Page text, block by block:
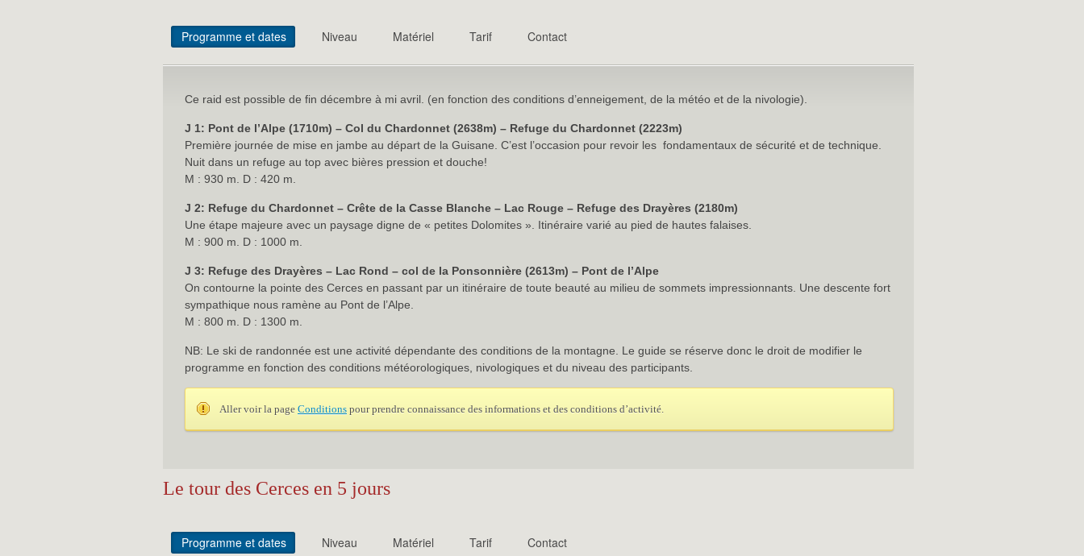
Programme et dates Niveau Matériel Tarif Contact
Ce raid est possible de fin décembre à mi avril. (en fonction des conditions d’enneigement, de la météo et de la nivologie).
J 1: Pont de l’Alpe (1710m) – Col du Chardonnet (2638m) – Refuge du Chardonnet (2223m)
Première journée de mise en jambe au départ de la Guisane. C’est l’occasion pour revoir les fondamentaux de sécurité et de technique.
Nuit dans un refuge au top avec bières pression et douche!
M : 930 m. D : 420 m.
J 2: Refuge du Chardonnet – Crête de la Casse Blanche – Lac Rouge – Refuge des Drayères (2180m)
Une étape majeure avec un paysage digne de « petites Dolomites ». Itinéraire varié au pied de hautes falaises.
M : 900 m. D : 1000 m.
J 3: Refuge des Drayères – Lac Rond – col de la Ponsonnière (2613m) – Pont de l’Alpe
On contourne la pointe des Cerces en passant par un itinéraire de toute beauté au milieu de sommets impressionnants. Une descente fort
sympathique nous ramène au Pont de l’Alpe.
M : 800 m. D : 1300 m.
NB: Le ski de randonnée est une activité dépendante des conditions de la montagne. Le guide se réserve donc le droit de modifier le
programme en fonction des conditions météorologiques, nivologiques et du niveau des participants.
Aller voir la page Conditions pour prendre connaissance des informations et des conditions d’activité.
Le tour des Cerces en 5 jours
Programme et dates Niveau Matériel Tarif Contact